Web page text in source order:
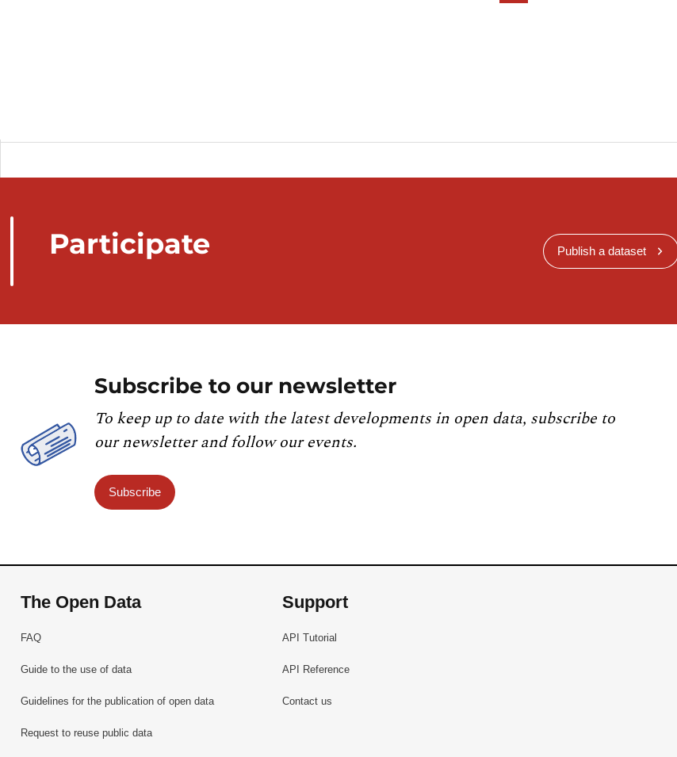
Participate Publish a dataset
Subscribe to our newsletter
To keep up to date with the latest developments in open data, subscribe to
our newsletter and follow our events.
Subscribe
The Open Data
FAQ
Guide to the use of data
Guidelines for the publication of open data
Request to reuse public data
Support
API Tutorial
API Reference
Contact us